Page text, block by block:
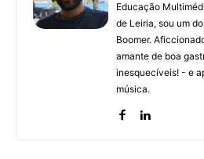
Educação
de Leiria, sou um
Boomer.
amante de boa
inesquecíveis! - e
música.